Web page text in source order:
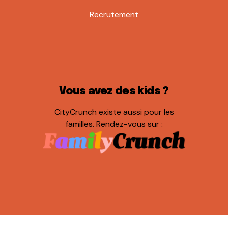
Recrutement
Vous avez des kids ?
CityCrunch existe aussi pour les
familles. Rendez-vous sur :